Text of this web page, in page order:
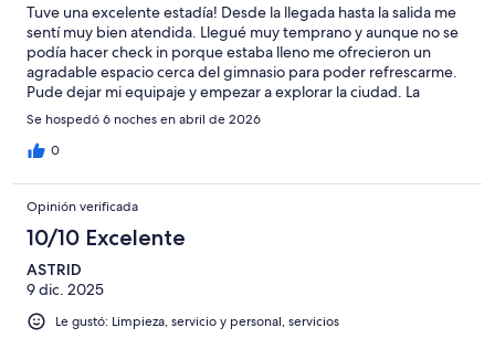
Tuve una excelente estadía! Desde la llegada hasta la salida me
sentí muy bien atendida. Llegué muy temprano y aunque no se
podía hacer check in porque estaba lleno me ofrecieron un
agradable espacio cerca del gimnasio para poder refrescarme.
Pude dejar mi equipaje y empezar a explorar la ciudad. La
habitación era espaciosa y moderna, la cama muy cómoda y un
baño amplio. Tenían clase de yoga el miércoles y siempre
atendieron mis solicitudes. Aunque no tuve tiempo de usar la
ubicado de muchos sitios de interés. Recomiendo mucho este
hotel ♥️
Se hospedó 6 noches en abril de 2026
0
Opinión verificada
10/10 Excelente
ASTRID
9 dic. 2025
Le gustó: Limpieza, servicio y personal, servicios